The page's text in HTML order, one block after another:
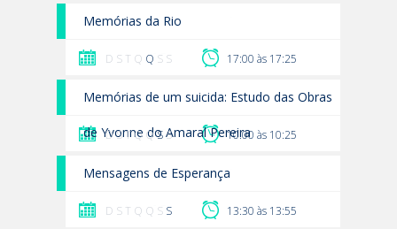
Memórias da Rio
D S T Q Q S S 17:00 às 17:25
Memórias de um suicida: Estudo das Obras
de Yvonne do Amaral Pereira
D S T Q QSS 10:00 às 10:25
Mensagens de Esperança
D S T Q Q S S 13:30 às 13:55